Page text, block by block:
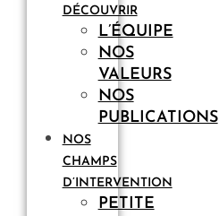
DÉCOUVRIR
L’ÉQUIPE
NOS
VALEURS
NOS
PUBLICATIONS
NOS
CHAMPS
D’INTERVENTION
PETITE